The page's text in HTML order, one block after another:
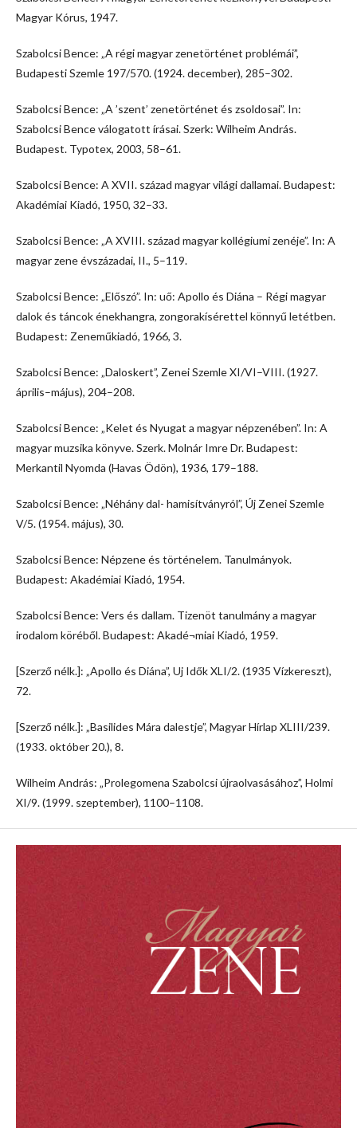
Magyar Kórus, 1947.
Szabolcsi Bence: „A régi magyar zenetörténet problémái”,
Budapesti Szemle 197/570. (1924. december), 285–302.
Szabolcsi Bence: „A ’szent’ zenetörténet és zsoldosai”. In:
Szabolcsi Bence válogatott írásai. Szerk: Wilheim András.
Budapest. Typotex, 2003, 58–61.
Szabolcsi Bence: A XVII. század magyar világi dallamai. Budapest:
Akadémiai Kiadó, 1950, 32–33.
Szabolcsi Bence: „A XVIII. század magyar kollégiumi zenéje”. In: A
magyar zene évszázadai, II., 5–119.
Szabolcsi Bence: „Előszó”. In: uő: Apollo és Diána – Régi magyar
dalok és táncok énekhangra, zongorakísérettel könnyű letétben.
Budapest: Zeneműkiadó, 1966, 3.
Szabolcsi Bence: „Daloskert”, Zenei Szemle XI/VI–VIII. (1927.
április–május), 204–208.
Szabolcsi Bence: „Kelet és Nyugat a magyar népzenében”. In: A
magyar muzsika könyve. Szerk. Molnár Imre Dr. Budapest:
Merkantil Nyomda (Havas Ödön), 1936, 179–188.
Szabolcsi Bence: „Néhány dal- hamisítványról”, Új Zenei Szemle
V/5. (1954. május), 30.
Szabolcsi Bence: Népzene és történelem. Tanulmányok.
Budapest: Akadémiai Kiadó, 1954.
Szabolcsi Bence: Vers és dallam. Tizenöt tanulmány a magyar
irodalom köréből. Budapest: Akadé¬miai Kiadó, 1959.
[Szerző nélk.]: „Apollo és Diána”, Uj Idők XLI/2. (1935 Vízkereszt),
72.
[Szerző nélk.]: „Basilides Mára dalestje”, Magyar Hírlap XLIII/239.
(1933. október 20.), 8.
Wilheim András: „Prolegomena Szabolcsi újraolvasásához”, Holmi
XI/9. (1999. szeptember), 1100–1108.